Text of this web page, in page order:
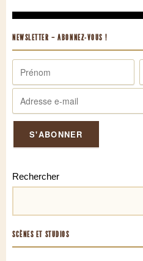
NEWSLETTER – ABONNEZ-VOUS !
Rechercher
SCÈNES ET STUDIOS